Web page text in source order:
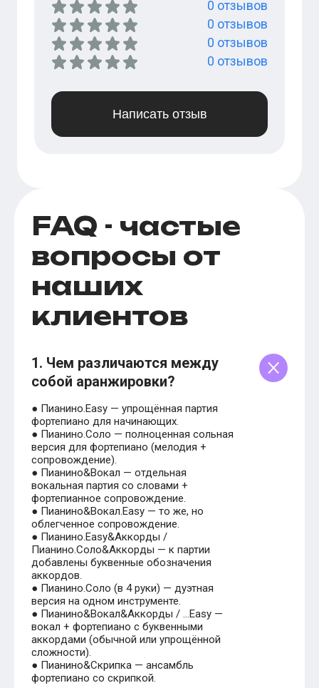
0 отзывов
0 отзывов
0 отзывов
0 отзывов
Написать отзыв
FAQ - частые
вопросы от
наших
клиентов
1. Чем различаются между
собой аранжировки?
● Пианино.Easy — упрощённая партия
фортепиано для начинающих.
● Пианино.Соло — полноценная сольная
версия для фортепиано (мелодия +
сопровождение).
● Пианино&Вокал — отдельная
вокальная партия со словами +
фортепианное сопровождение.
● Пианино&Вокал.Easy — то же, но
облегченное сопровождение.
● Пианино.Easy&Аккорды /
Пианино.Соло&Аккорды — к партии
добавлены буквенные обозначения
аккордов.
● Пианино.Соло (в 4 руки) — дуэтная
версия на одном инструменте.
● Пианино&Вокал&Аккорды / …Easy —
вокал + фортепиано с буквенными
аккордами (обычной или упрощённой
сложности).
● Пианино&Скрипка — ансамбль
фортепиано со скрипкой.